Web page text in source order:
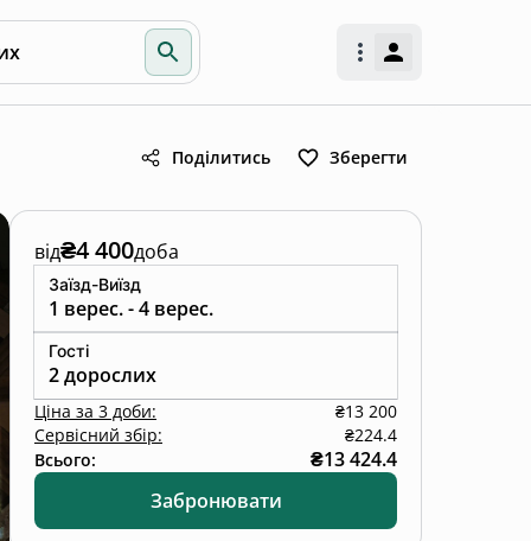
Поділитись Зберегти
від₴4 400доба
Заїзд-Виїзд
1 верес. - 4 верес.
Гості
2 дорослих
Ціна за 3 доби:
₴13 200
Сервісний збір:
₴224.4
Всього:
₴13 424.4
Забронювати